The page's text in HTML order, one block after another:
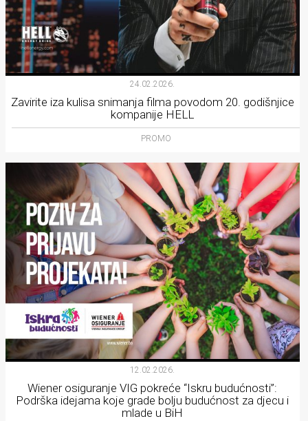
24.02.2026.
Zavirite iza kulisa snimanja filma povodom 20. godišnjice
kompanije HELL
PROMO
12.02.2026.
Wiener osiguranje VIG pokreće “Iskru budućnosti”:
Podrška idejama koje grade bolju budućnost za djecu i
mlade u BiH